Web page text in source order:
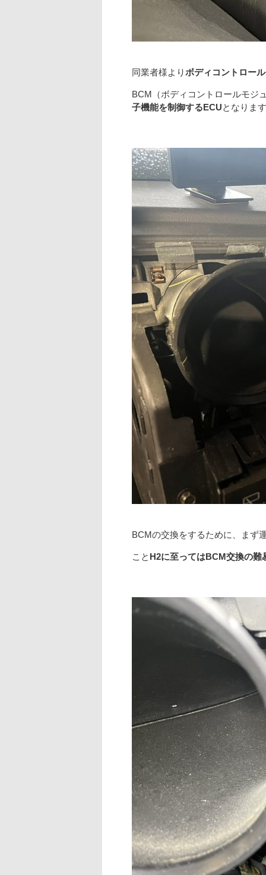
同業者様よりボディコントロー
BCM（ボディコントロールモジ
子機能を制御するECUとなりま
BCMの交換をするために、まず
こと H2に至ってはBCM交換の難